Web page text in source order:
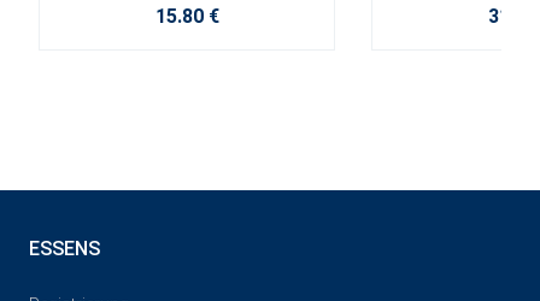
15.80 € 31.50
ESSENS